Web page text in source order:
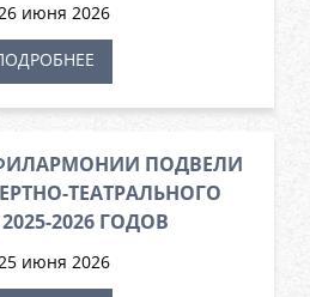
июня 2026
ПОДВЕЛИ
ТЕАТРАЛЬНОГО
2026 ГОДОВ
июня 2026